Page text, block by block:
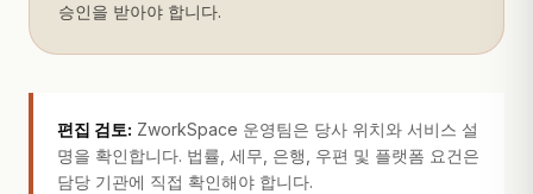
승인을 받아야 합니다.
편집 검토: ZworkSpace 운영팀은 당사 위치와 서비스 설
명을 확인합니다. 법률, 세무, 은행, 우편 및 플랫폼 요건은
담당 기관에 직접 확인해야 합니다.